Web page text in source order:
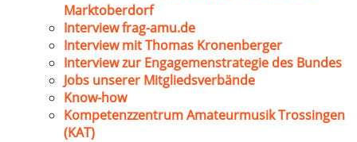
Marktoberdorf
Interview frag-amu.de
Interview mit Thomas Kronenberger
Interview zur Engagemenstrategie des Bundes
Jobs unserer Mitgliedsverbände
Know-how
Kompetenzzentrum Amateurmusik Trossingen
(KAT)